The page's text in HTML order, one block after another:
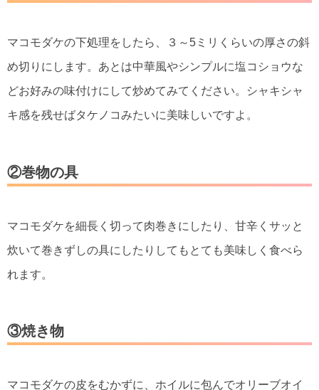
マコモダケの下処理をしたら、３～5ミリくらいの厚さの斜
め切りにします。あとは中華風やシンプルに塩コショウな
どお好みの味付けにして炒めてみてください。シャキシャ
キ感を残せばタケノコみたいに美味しいですよ。
②巻物の具
マコモダケを細長く切って肉巻きにしたり、甘辛くサッと
炊いて巻きずしの具にしたりしてもとても美味しく食べら
れます。
③焼き物
マコモダケの皮をむかずに、ホイルに包んでオリーブオイ